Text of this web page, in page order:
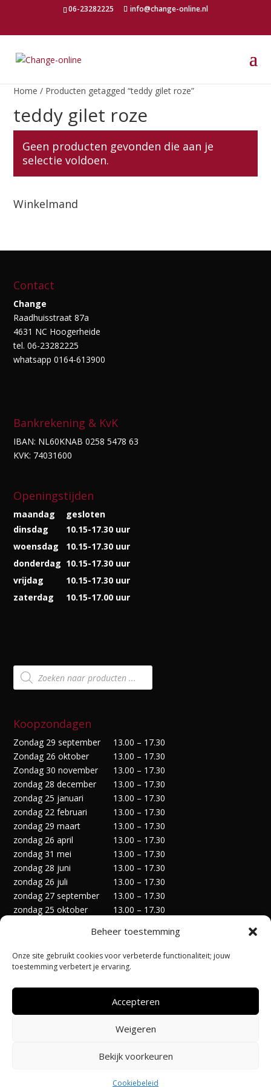
Beheer toestemming
Onze site gebruikt cookies voor verbeterde functionaliteit; jouw
toestemming verbetert je ervaring.
Accepteren
Weigeren
Bekijk voorkeuren
Cookiebeleid
06-23282225 info@change-online.nl
Home / Producten getagged “teddy gilet roze”
teddy gilet roze
Geen producten gevonden die aan je
selectie voldoen.
Winkelmand
Contact
Change
Raadhuisstraat 87a
4631 NC Hoogerheide
tel. 06-23282225
whatsapp 0164-613900
Bankrekening & KvK
IBAN: NL60KNAB 0258 5478 63
KVK: 74031600
Openingstijden
maandag
gesloten
dinsdag
10.15-17.30 uur
woensdag
10.15-17.30 uur
donderdag 10.15-17.30 uur
vrijdag
10.15-17.30 uur
zaterdag
10.15-17.00 uur
Producten
zoeken
Koopzondagen
Zondag 29 september
13.00 – 17.30
Zondag 26 oktober
13.00 – 17.30
Zondag 30 november
13.00 – 17.30
zondag 28 december
13.00 – 17.30
zondag 25 januari
13.00 – 17.30
zondag 22 februari
13.00 – 17.30
zondag 29 maart
13.00 – 17.30
zondag 26 april
13.00 – 17.30
zondag 31 mei
13.00 – 17.30
zondag 28 juni
13.00 – 17.30
zondag 26 juli
13.00 – 17.30
zondag 27 september
13.00 – 17.30
zondag 25 oktober
13.00 – 17.30
zondag 27 december
13.00 – 17.30
Privacyverklaring
Algemene Voorwaarden
Cookiebeleid (EU)
@Pi-Apps| Hosting door: